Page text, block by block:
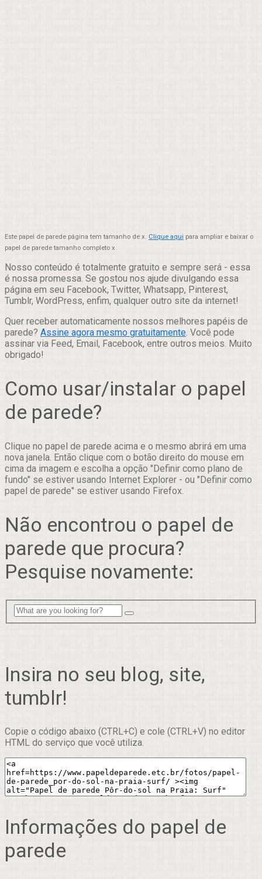
Este papel de parede página tem tamanho de x. Clique aqui para ampliar e baixar o
papel de parede tamanho completo x
Nosso conteúdo é totalmente gratuito e sempre será - essa
é nossa promessa. Se gostou nos ajude divulgando essa
página em seu Facebook, Twitter, Whatsapp, Pinterest,
Tumblr, WordPress, enfim, qualquer outro site da internet!
Quer receber automaticamente nossos melhores papéis de
parede? Assine agora mesmo gratuitamente. Você pode
assinar via Feed, Email, Facebook, entre outros meios. Muito
obrigado!
Como usar/instalar o papel
de parede?
Clique no papel de parede acima e o mesmo abrirá em uma
nova janela. Então clique com o botão direito do mouse em
cima da imagem e escolha a opção "Definir como plano de
fundo" se estiver usando Internet Explorer - ou "Definir como
papel de parede" se estiver usando Firefox.
Não encontrou o papel de
parede que procura?
Pesquise novamente:
Insira no seu blog, site,
tumblr!
Copie o código abaixo (CTRL+C) e cole (CTRL+V) no editor
HTML do serviço que você utiliza.
Informações do papel de
parede